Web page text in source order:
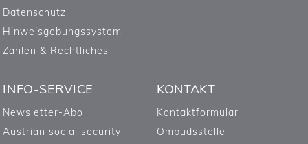
Datenschutz
Hinweisgebungssystem
Zahlen & Rechtliches
INFO-SERVICE
Newsletter-Abo
Austrian social security
KONTAKT
Kontaktformular
Ombudsstelle